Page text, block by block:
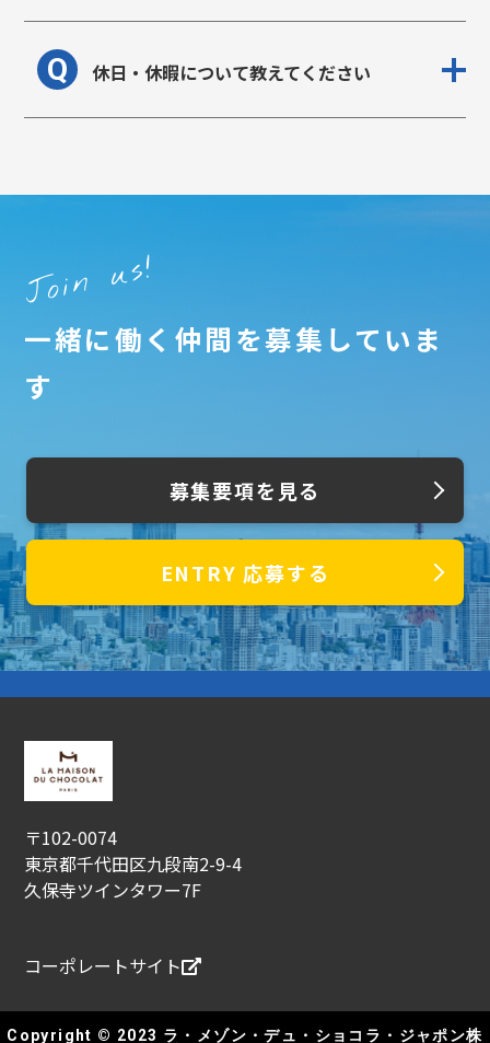
Q 休日・休暇について教えてください
Join us!
一緒に働く仲間を募集していま
す
募集要項を見る
ENTRY 応募する
〒102-0074
東京都千代田区九段南2-9-4
久保寺ツインタワー7F
コーポレートサイト
Copyright © 2023 ラ・メゾン・デュ・ショコラ・ジャポン株